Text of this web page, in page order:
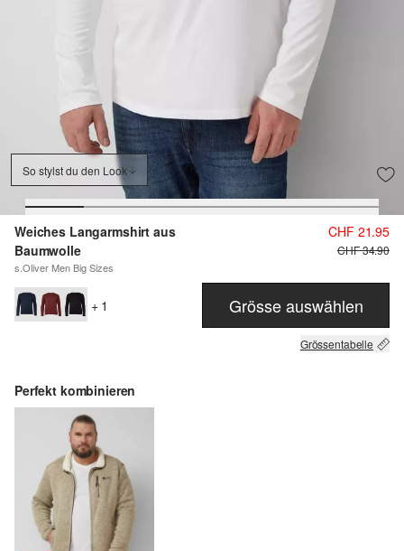
So stylst du den Look
Weiches Langarmshirt aus
Baumwolle
s.Oliver Men Big Sizes
CHF 21.95
CHF 34.90
+ 1 Grösse auswählen
Grössentabelle
Perfekt kombinieren